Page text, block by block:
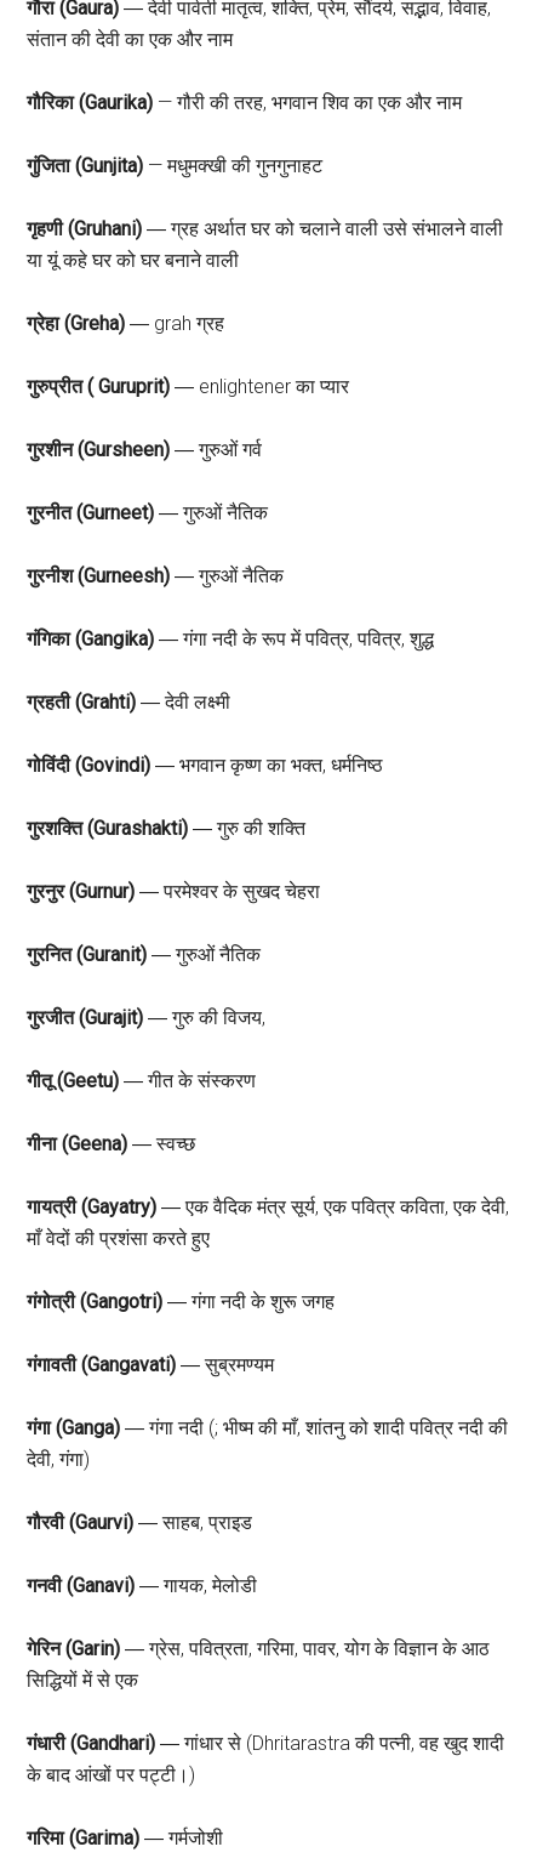
गौरा (Gaura) ― देवी पार्वती मातृत्व, शक्ति, प्रेम, सौंदर्य, सद्भाव, विवाह,
संतान की देवी का एक और नाम
गौरिका (Gaurika) — गौरी की तरह, भगवान शिव का एक और नाम
गुंजिता (Gunjita) — मधुमक्खी की गुनगुनाहट
गृहणी (Gruhani) ― ग्रह अर्थात घर को चलाने वाली उसे संभालने वाली
या यूं कहे घर को घर बनाने वाली
ग्रेहा (Greha) ― grah ग्रह
गुरुप्रीत ( Guruprit) ― enlightener का प्यार
गुरशीन (Gursheen) ― गुरुओं गर्व
गुरनीत (Gurneet) ― गुरुओं नैतिक
गुरनीश (Gurneesh) ― गुरुओं नैतिक
गंगिका (Gangika) ― गंगा नदी के रूप में पवित्र, पवित्र, शुद्ध
ग्रहती (Grahti) ― देवी लक्ष्मी
गोविंदी (Govindi) ― भगवान कृष्ण का भक्त, धर्मनिष्ठ
गुरशक्ति (Gurashakti) ― गुरु की शक्ति
गुरनुर (Gurnur) ― परमेश्वर के सुखद चेहरा
गुरनित (Guranit) ― गुरुओं नैतिक
गुरजीत (Gurajit) ― गुरु की विजय,
गीतू (Geetu) ― गीत के संस्करण
गीना (Geena) ― स्वच्छ
गायत्री (Gayatry) ― एक वैदिक मंत्र सूर्य, एक पवित्र कविता, एक देवी,
माँ वेदों की प्रशंसा करते हुए
गंगोत्री (Gangotri) ― गंगा नदी के शुरू जगह
गंगावती (Gangavati) ― सुब्रमण्यम
गंगा (Ganga) ― गंगा नदी (; भीष्म की माँ, शांतनु को शादी पवित्र नदी की
देवी, गंगा)
गौरवी (Gaurvi) ― साहब, प्राइड
गनवी (Ganavi) ― गायक, मेलोडी
गेरिन (Garin) ― ग्रेस, पवित्रता, गरिमा, पावर, योग के विज्ञान के आठ
सिद्धियों में से एक
गंधारी (Gandhari) ― गांधार से (Dhritarastra की पत्नी, वह खुद शादी
के बाद आंखों पर पट्टी।)
गरिमा (Garima) ― गर्मजोशी